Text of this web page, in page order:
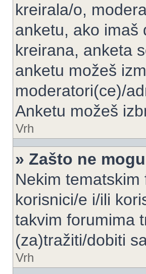
kreirala/o,
anketu, ako imaš
kreirana, anketa
anketu možeš
moderatori(ce)/
Anketu možeš
Vrh
» Zašto ne
Nekim
korisnici/e i/ili
takvim forumima
(za)tražiti/dobiti
Vrh